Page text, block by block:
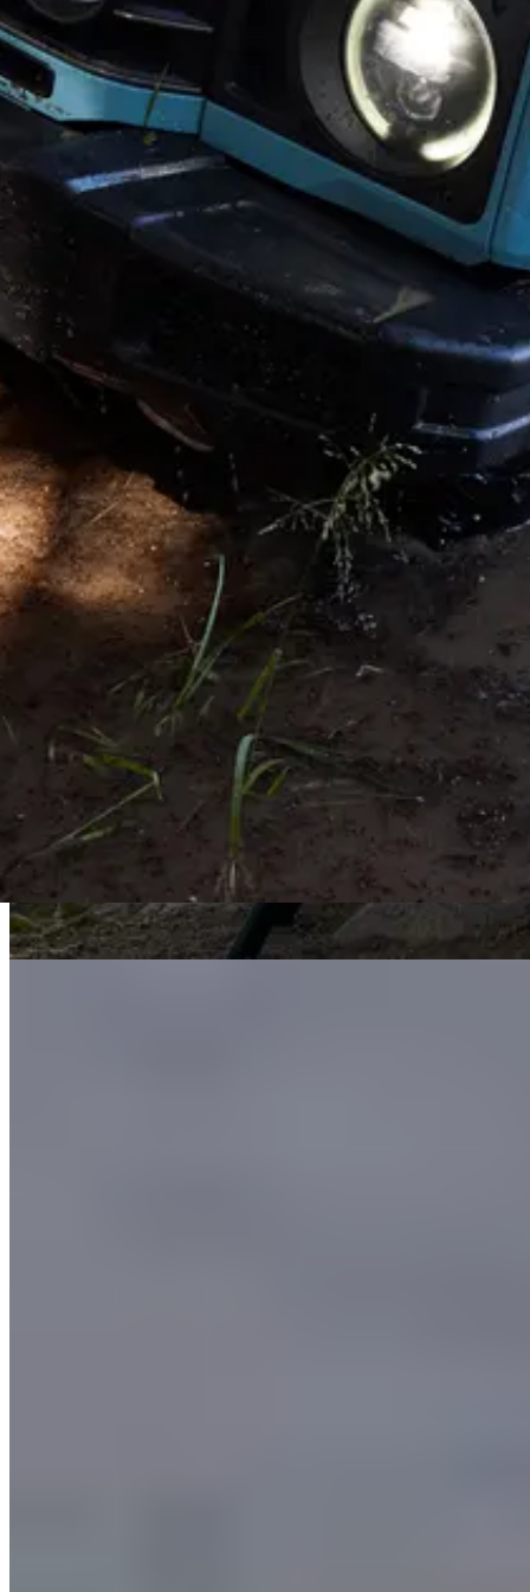
Copyright © 2026. Alle Rechte vorbehalten. Herausgeber dieser
Internetpräsenz ist INEOS im Namen des Stammsitzes der
Geschäftsbereiche: 38 Hans Crescent. Knightsbridge. London
SW1X 0LZ. Vereinigtes Königreich. INEOS ist eine eingetragene
Handelsmarke im Besitz von INEOS Capital Limited.
Haftungsausschluss
Die angegebenen Preise sind Endverbraucherpreise inklusive
Mehrwertsteuer, exklusive weiterer Steuern (z.B. NOVA) / Zölle.
Preisänderungen sind vorbehalten und können je nach Region
abweichen.
Die genannten Zubehörpreise verstehen sich als Richtpreise
inklusive MwSt.und Montage. Die endgültigen Preise werden vom
ausgewählten Retail Partner bestätigt.